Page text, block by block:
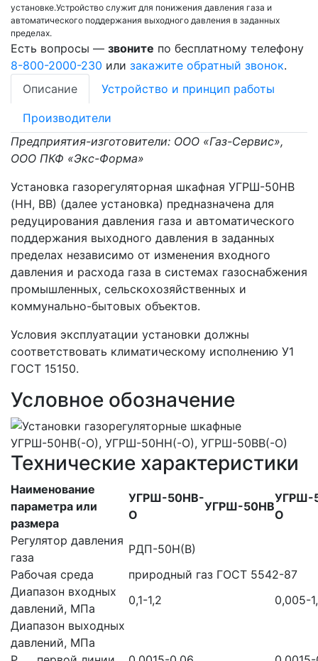
установке.Устройство служит для понижения давления газа и
автоматического поддержания выходного давления в заданных
пределах.
Есть вопросы — звоните по бесплатному телефону
8-800-2000-230 или закажите обратный звонок.
Описание
Устройство и принцип работы
Производители
Предприятия-изготовители: ООО «Газ-Сервис»,
ООО ПКФ «Экс-Форма»
Установка газорегуляторная шкафная УГРШ-50НВ
(НН, ВВ) (далее установка) предназначена для
редуцирования давления газа и автоматического
поддержания выходного давления в заданных
пределах независимо от изменения входного
давления и расхода газа в системах газоснабжения
промышленных, сельскохозяйственных и
коммунально-бытовых объектов.
Условия эксплуатации установки должны
соответствовать климатическому исполнению У1
ГОСТ 15150.
Условное обозначение
Технические характеристики
Наименование
параметра или
размера
УГРШ-50НВ-
О
УГРШ-50НВ
УГРШ-
О
Регулятор давления
газа
РДП-50Н(В)
Рабочая среда
природный газ ГОСТ 5542-87
Диапазон входных
давлений, МПа
0,1-1,2
0,005-
Диапазон выходных
давлений, МПа